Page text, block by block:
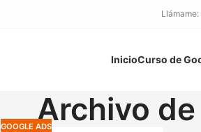
Llámame:
InicioCurso de
Archivo
GOOGLE ADS